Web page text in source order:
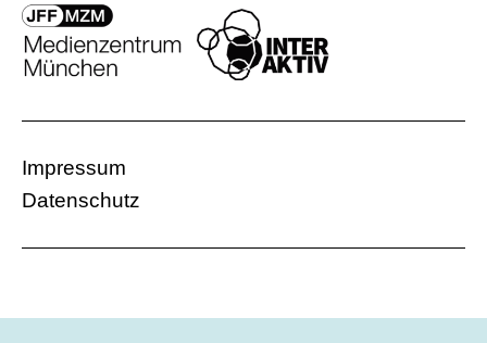
Impressum
Datenschutz